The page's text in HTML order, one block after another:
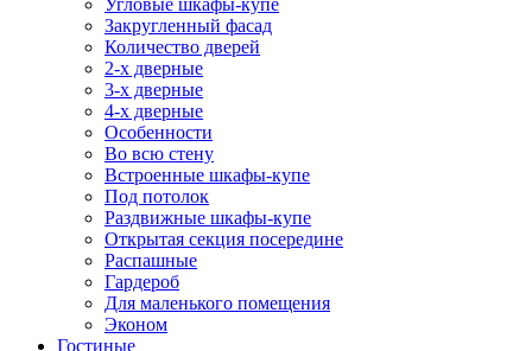
Угловые шкафы-купе
Закругленный фасад
Количество дверей
2-х дверные
3-х дверные
4-х дверные
Особенности
Во всю стену
Встроенные шкафы-купе
Под потолок
Раздвижные шкафы-купе
Открытая секция посередине
Распашные
Гардероб
Для маленького помещения
Эконом
Гостиные